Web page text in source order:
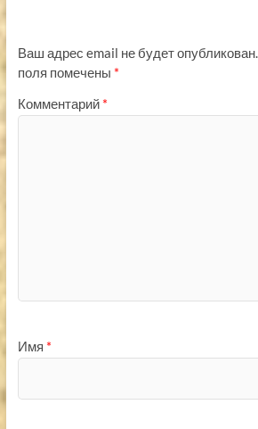
Ваш адрес email не будет опубликован.
поля помечены *
Комментарий *
Имя *